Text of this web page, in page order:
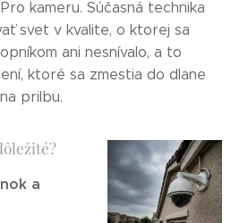
kameru. Súčasná technika
svet v kvalite, o ktorej sa
ani nesnívalo, a to
ktoré sa zmestia do dlane
prilbu.
a